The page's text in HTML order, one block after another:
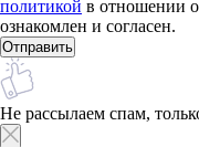
политикой в отношении
ознакомлен и согласен.
Не рассылаем спам,